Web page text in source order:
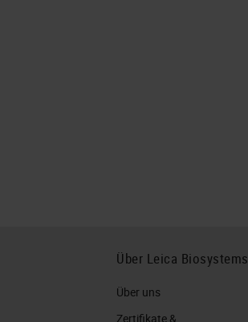
Über Leica Biosystems
Über uns
Zertifikate &